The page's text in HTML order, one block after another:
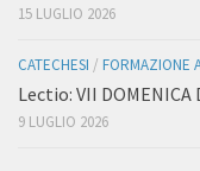
15 LUGLIO 2026
CATECHESI / FORMAZIONE
Lectio: VII DOMENICA
9 LUGLIO 2026